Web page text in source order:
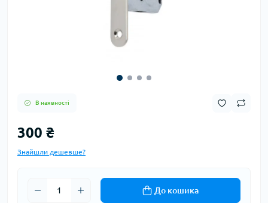
В наявності
300 ₴
Знайшли дешевше?
До кошика